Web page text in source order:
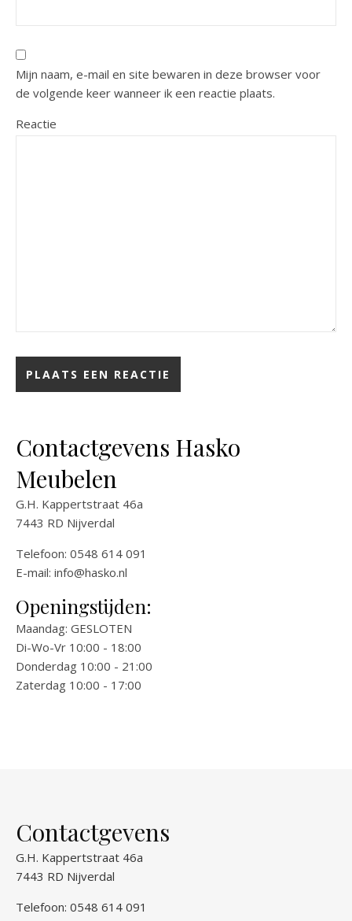
Mijn naam, e-mail en site bewaren in deze browser voor
de volgende keer wanneer ik een reactie plaats.
Reactie
Contactgevens Hasko
Meubelen
G.H. Kappertstraat 46a
7443 RD Nijverdal
Telefoon: 0548 614 091
E-mail: info@hasko.nl
Openingstijden:
Maandag: GESLOTEN
Di-Wo-Vr 10:00 - 18:00
Donderdag 10:00 - 21:00
Zaterdag 10:00 - 17:00
Contactgevens
G.H. Kappertstraat 46a
7443 RD Nijverdal
Telefoon: 0548 614 091